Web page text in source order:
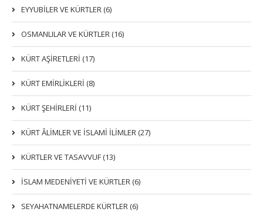
EYYUBİLER VE KÜRTLER (6)
OSMANLILAR VE KÜRTLER (16)
KÜRT AŞİRETLERİ (17)
KÜRT EMİRLİKLERİ (8)
KÜRT ŞEHİRLERİ (11)
KÜRT ÂLİMLER VE İSLAMİ İLİMLER (27)
KÜRTLER VE TASAVVUF (13)
İSLAM MEDENİYETİ VE KÜRTLER (6)
SEYAHATNAMELERDE KÜRTLER (6)